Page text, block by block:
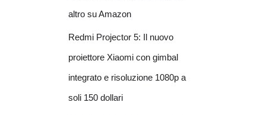
altro su Amazon
Redmi Projector 5: Il nuovo
proiettore Xiaomi con gimbal
integrato e risoluzione 1080p a
soli 150 dollari